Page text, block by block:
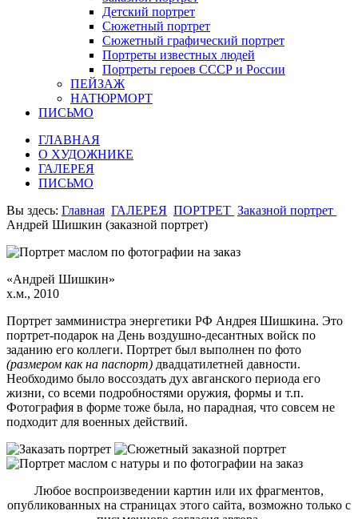
Детский портрет
Сюжетный портрет
Сюжетный графический портрет
Портреты известных людей
Портреты героев СССР и России
ПЕЙЗАЖ
НАТЮРМОРТ
ПИСЬМО
ГЛАВНАЯ
О ХУДОЖНИКЕ
ГАЛЕРЕЯ
ПИСЬМО
Вы здесь: Главная ГАЛЕРЕЯ ПОРТРЕТ Заказной портрет
Андрей Шишкин (заказной портрет)
«Андрей Шишкин»
х.м., 2010
Портрет замминистра энергетики РФ Андрея Шишкина. Это
портрет-подарок на День воздушно-десантных войск по
заданию его коллеги. Портрет был выполнен по фото
(размером как на паспорт) двадцатилетней давности.
Необходимо было воссоздать дух авганского периода его
жизни, со всеми подробностями оружия, формы и т.п.
Фотография в форме тоже была, но парадная, что совсем не
подходит для военных действий.
Любое воспроизведении картин или их фрагментов,
опубликованных на страницах этого сайта, возможно только с